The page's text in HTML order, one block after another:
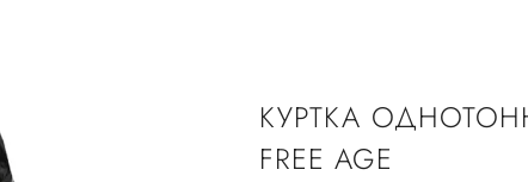
КУРТКА
FREE AGE